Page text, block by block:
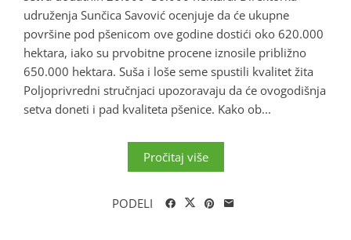
udruženja Sunčica Savović ocenjuje da će ukupne
površine pod pšenicom ove godine dostići oko 620.000
hektara, iako su prvobitne procene iznosile približno
650.000 hektara. Suša i loše seme spustili kvalitet žita
Poljoprivredni stručnjaci upozoravaju da će ovogodišnja
setva doneti i pad kvaliteta pšenice. Kako ob...
Pročitaj više
PODELI